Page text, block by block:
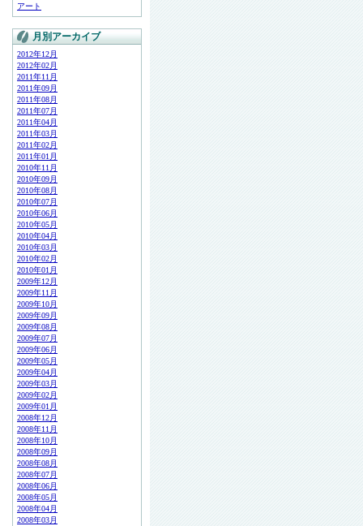
アート
月別アーカイブ
2012年12月
2012年02月
2011年11月
2011年09月
2011年08月
2011年07月
2011年04月
2011年03月
2011年02月
2011年01月
2010年11月
2010年09月
2010年08月
2010年07月
2010年06月
2010年05月
2010年04月
2010年03月
2010年02月
2010年01月
2009年12月
2009年11月
2009年10月
2009年09月
2009年08月
2009年07月
2009年06月
2009年05月
2009年04月
2009年03月
2009年02月
2009年01月
2008年12月
2008年11月
2008年10月
2008年09月
2008年08月
2008年07月
2008年06月
2008年05月
2008年04月
2008年03月